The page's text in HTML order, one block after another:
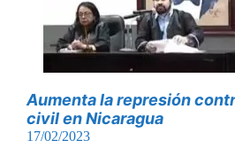
Aumenta la represión
civil en Nicaragua
17/02/2023